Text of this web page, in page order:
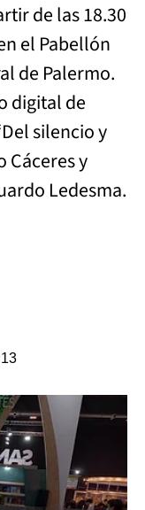
de las 18.30
el Pabellón
de Palermo.
digital de
silencio y
Cáceres y
Ledesma.